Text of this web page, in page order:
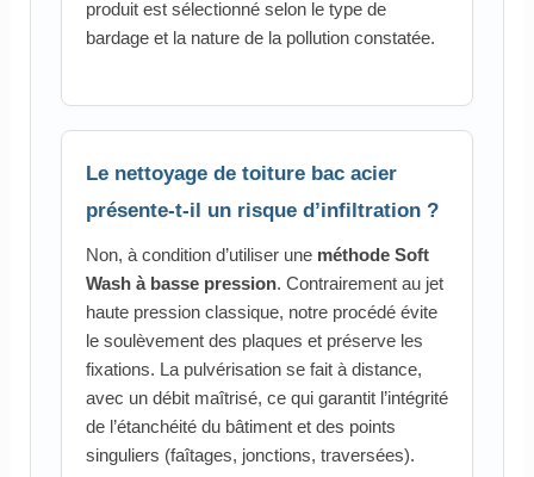
produit est sélectionné selon le type de
bardage et la nature de la pollution constatée.
Le nettoyage de toiture bac acier
présente-t-il un risque d’infiltration ?
Non, à condition d’utiliser une méthode Soft
Wash à basse pression. Contrairement au jet
haute pression classique, notre procédé évite
le soulèvement des plaques et préserve les
fixations. La pulvérisation se fait à distance,
avec un débit maîtrisé, ce qui garantit l’intégrité
de l’étanchéité du bâtiment et des points
singuliers (faîtages, jonctions, traversées).